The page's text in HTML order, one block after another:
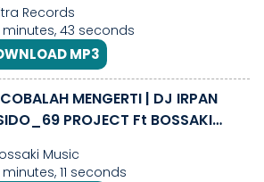
Records
minutes, 43 seconds
MP3
MENGERTI | DJ IRPAN
PROJECT Ft BOSSAKI
Music
minutes, 11 seconds